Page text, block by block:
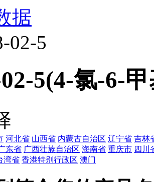
据
02-5
5(4-氯-6-
河北省 山西省 内蒙古自治区 辽宁省 吉林
东省 广西壮族自治区 海南省 重庆市 四川
湾省 香港特别行政区 澳门